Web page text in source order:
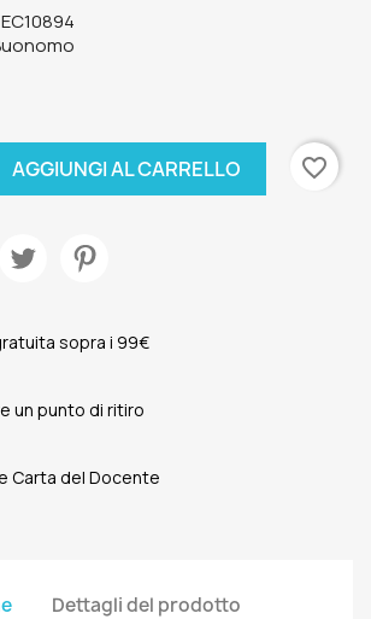
AGGIUNGI AL CARRELLO favorite_border
sopra i 99€
un punto di ritiro
Carta del Docente
Dettagli del prodotto